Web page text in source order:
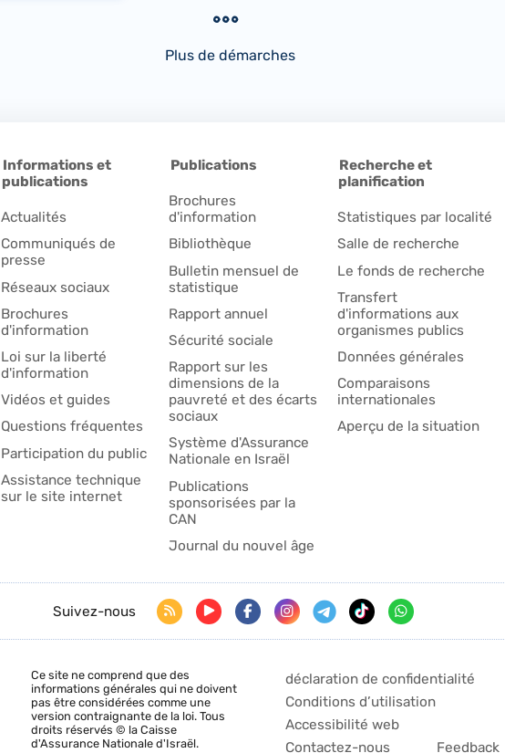
Plus de démarches
Recherche et
planification
Statistiques par localité
Salle de recherche
Le fonds de recherche
Transfert
d'informations aux
organismes publics
Données générales
Comparaisons
internationales
Aperçu de la situation
Publications
Brochures
d'information
Bibliothèque
Bulletin mensuel de
statistique
Rapport annuel
Sécurité sociale
Rapport sur les
dimensions de la
pauvreté et des écarts
sociaux
Système d'Assurance
Nationale en Israël
Publications
sponsorisées par la
CAN
Journal du nouvel âge
Informations et
publications
Actualités
Communiqués de
presse
Réseaux sociaux
Brochures
d'information
Loi sur la liberté
d'information
Vidéos et guides
Questions fréquentes
Participation du public
Assistance technique
sur le site internet
Ce site ne comprend que des
informations générales qui ne doivent
pas être considérées comme une
version contraignante de la loi. Tous
droits réservés © la Caisse
d'Assurance Nationale d'Israël.
Suivez-nous
déclaration de confidentialité
Conditions d’utilisation
Accessibilité web
Contactez-nous
Feedback